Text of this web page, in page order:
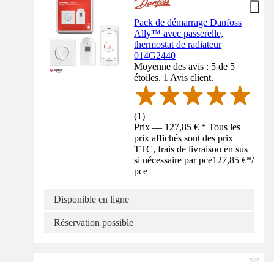
Pack de démarrage Danfoss
Ally™ avec passerelle,
thermostat de radiateur
014G2440
Moyenne des avis : 5 de 5
étoiles. 1 Avis client.
(1)
Prix — 127,85 € * Tous les
prix affichés sont des prix
TTC, frais de livraison en sus
si nécessaire par pce127,85 €*/
pce
Disponible en ligne
Réservation possible